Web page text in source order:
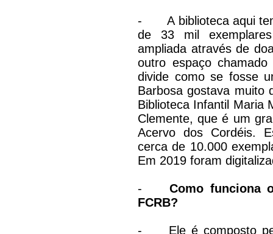
-
A biblioteca aqui
de 33 mil
ampliada através de
outro espaço
divide como se fosse
Barbosa gostava muito
Biblioteca Infantil Maria
Clemente, que é um
Acervo dos Cordéis.
cerca de 10.000
Em 2019 foram
-
Como funciona
FCRB?
-
Ele é composto